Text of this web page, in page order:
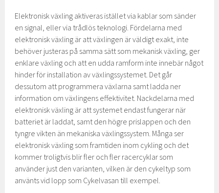
Elektronisk växling aktiveras istället via kablar som sänder
en signal, eller via trådlös teknologi. Fördelarna med
elektronisk växling är att växlingen är väldigt exakt, inte
behöver justeras på samma sätt som mekanisk växling, ger
enklare växling och att en udda ramform inte innebär något
hinder för installation av växlingssystemet. Det går
dessutom att programmera växlarna samt ladda ner
information om växlingens effektivitet. Nackdelarna med
elektronisk växling är att systemet endast fungerar när
batteriet är laddat, samt den högre prislappen och den
tyngre vikten än mekaniska växlingssystem. Många ser
elektronisk växling som framtiden inom cykling och det
kommer troligtvis blir fler och fler racercyklar som
använder just den varianten, vilken är den cykeltyp som
använts vid lopp som Cykelvasan till exempel.